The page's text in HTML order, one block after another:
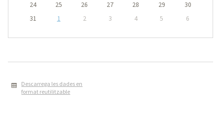
24
25 26 27 28 29
30
31
1 2 3 4 5 6
Descarrega les dades en
format reutilitzable